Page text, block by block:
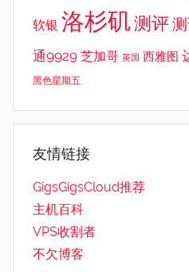
软银 洛杉矶 测评
通9929 芝加哥 英国 西雅图
黑色星期五
友情链接
GigsGigsCloud推荐
主机百科
VPS收割者
不欠博客